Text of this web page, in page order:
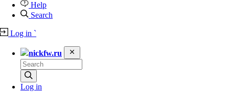
Help
Search
Log in `
nickfw.ru
Log in